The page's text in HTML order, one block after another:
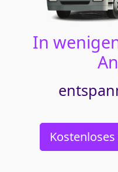
In